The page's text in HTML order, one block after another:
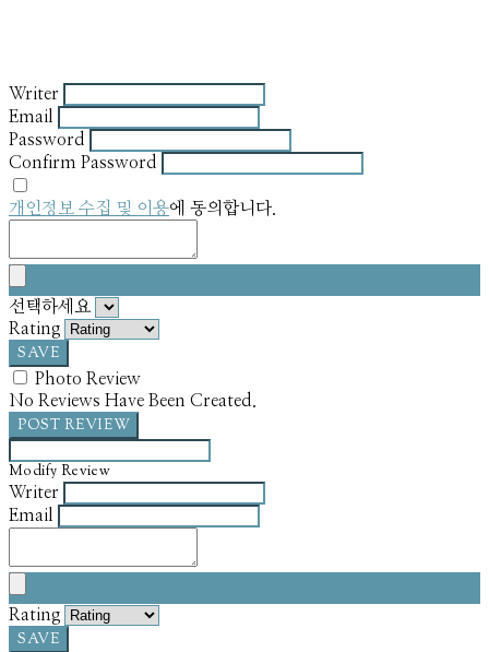
Writer
Email
Password
Confirm Password
개인정보 수집 및 이용에 동의합니다.
선택하세요
Rating
SAVE
Photo Review
No Reviews Have Been Created.
POST REVIEW
Modify Review
Writer
Email
Rating
SAVE